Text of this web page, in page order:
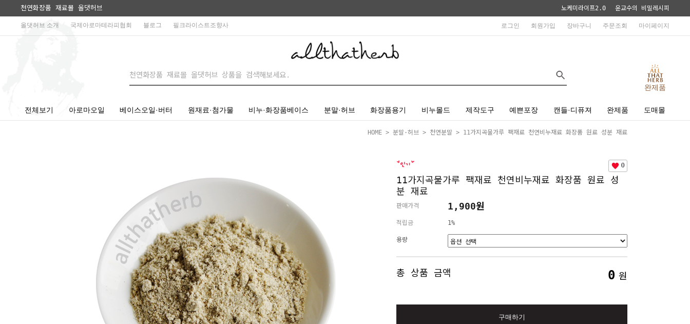
천연화장품 재료몰 올댓허브 노케미라이프2.0 윤교수의 비밀레시피
올댓허브 소개 국제아로마테라피협회 블로그 필크라이스트조향사 로그인 회원가입 장바구니 주문조회 마이페이지
완제품
전체보기 아로마오일 베이스오일·버터 원재료·첨가물 비누·화장품베이스 분말·허브 화장품용기 비누몰드 제작도구 예쁜포장 캔들·디퓨져 완제품 도매몰
HOME > 분말·허브 > 천연분말 > 11가지곡물가루 팩재료 천연비누재료 화장품 원료 성분 재료
0
11가지곡물가루 팩재료 천연비누재료 화장품 원료 성
분 재료
판매가격 1,900원
적립금 1%
용량
총 상품 금액 0 원
구매하기